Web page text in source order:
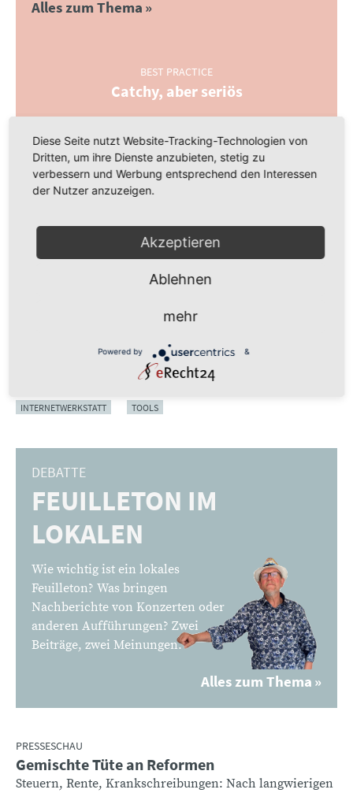
Alles zum Thema
BEST PRACTICE
Catchy, aber seriös
: Jede Stimme wird gezählt
INTERVIEW
Social-Media-Feeds gleichen einer endlosen Flut
vermeintlich relevanter Themen und Trends. Mit dem
Werkzeug Sill.social lassen sich häufig geteilte Links in
einer praktischen Liste sammeln.
INTERNETWERKSTATT TOOLS
DEBATTE
:FEUILLETON IM
LOKALEN
Wie wichtig ist ein lokales
Feuilleton? Was bringen
Nachberichte von Konzerten oder
anderen Aufführungen? Zwei
Beiträge, zwei Meinungen.
Alles zum Thema
PRESSESCHAU
:Gemischte Tüte an Reformen
Steuern, Rente, Krankschreibungen: Nach langwierigen
Diese Seite nutzt Website-Tracking-Technologien von
Dritten, um ihre Dienste anzubieten, stetig zu
verbessern und Werbung entsprechend den Interessen
der Nutzer anzuzeigen.
Akzeptieren
Ablehnen
mehr
Powered by &